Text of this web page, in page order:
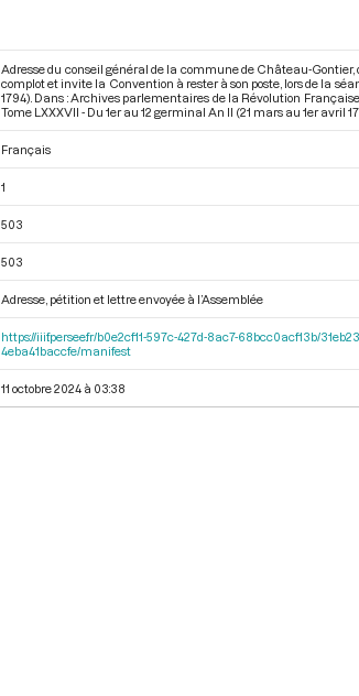
Adresse du conseil général de la commune de Château-
complot et invite la Convention à rester à son poste, lors de la
1794). Dans : Archives parlementaires de la Révolution
Tome LXXXVII - Du 1er au 12 germinal An II (21 mars au 1er avril
Français
1
503
503
Adresse, pétition et lettre envoyée à l’Assemblée
https://iiif.persee.fr/b0e2cf11-597c-427d-8ac7-68bcc0acf13b/
4eba41baccfe/manifest
11 octobre 2024 à 03:38